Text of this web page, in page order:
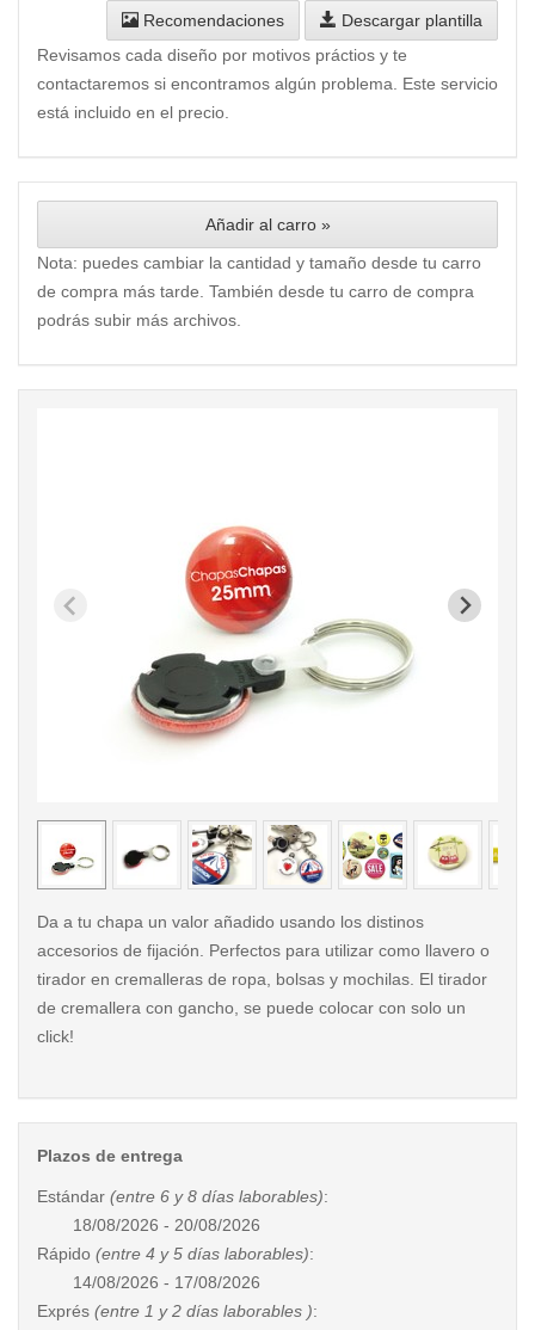
Recomendaciones
Descargar plantilla
Revisamos cada diseño por motivos práctios y te
contactaremos si encontramos algún problema. Este servicio
está incluido en el precio.
Añadir al carro »
Nota: puedes cambiar la cantidad y tamaño desde tu carro
de compra más tarde. También desde tu carro de compra
podrás subir más archivos.
< /picture>
Da a tu chapa un valor añadido usando los distinos
accesorios de fijación. Perfectos para utilizar como llavero o
tirador en cremalleras de ropa, bolsas y mochilas. El tirador
de cremallera con gancho, se puede colocar con solo un
click!
Plazos de entrega
Estándar (entre 6 y 8 días laborables):
18/08/2026 - 20/08/2026
Rápido (entre 4 y 5 días laborables):
14/08/2026 - 17/08/2026
Exprés (entre 1 y 2 días laborables ):